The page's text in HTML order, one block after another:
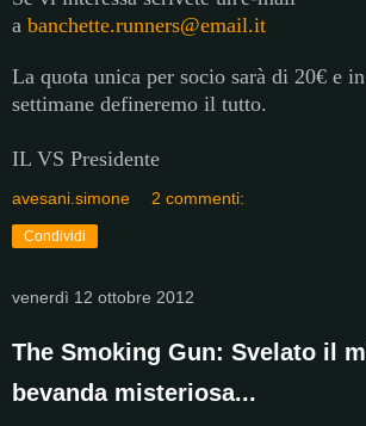
a banchette.runners@email.it
La quota unica per socio sarà di 20€ e
settimane defineremo il tutto.
IL VS Presidente
avesani.simone 2 commenti:
Condividi
venerdì 12 ottobre 2012
The Smoking Gun: Svelato il
bevanda misteriosa...